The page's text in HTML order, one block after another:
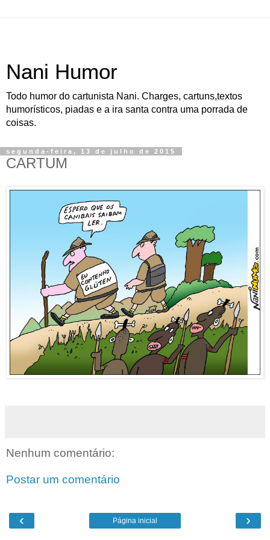
Nani Humor
Todo humor do cartunista Nani. Charges, cartuns,textos
humorísticos, piadas e a ira santa contra uma porrada de
coisas.
segunda-feira, 13 de julho de 2015
CARTUM
Nenhum comentário:
Postar um comentário
‹ ›
Página inicial